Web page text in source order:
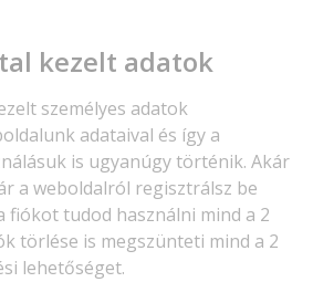
kezelt adatok
személyes adatok
adataival és így a
is ugyanúgy történik. Akár
a weboldalról regisztrálsz be
fiókot tudod használni mind a 2
törlése is megszünteti mind a 2
lehetőséget.